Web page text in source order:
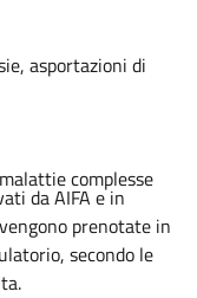
asportazioni di
complesse
da AIFA e in
prenotate in
secondo le